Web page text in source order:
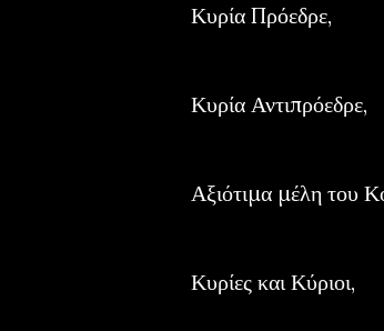
Κυρία Πρόεδρε,
Κυρία Αντιπρόεδρε,
Αξιότιμα μέλη του
Κυρίες και Κύριοι,